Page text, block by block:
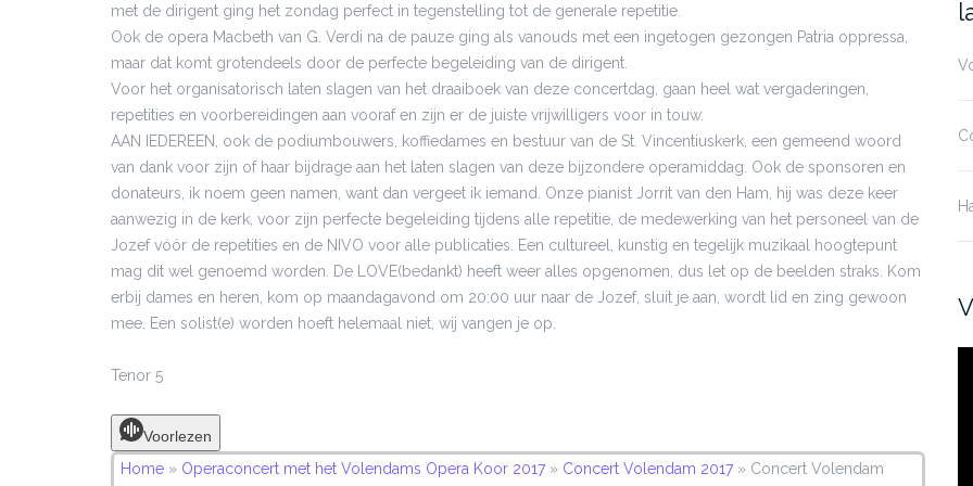
met de dirigent ging het zondag perfect in tegenstelling tot de generale repetitie.
Ook de opera Macbeth van G. Verdi na de pauze ging als vanouds met een ingetogen gezongen Patria oppressa,
maar dat komt grotendeels door de perfecte begeleiding van de dirigent.
Voor het organisatorisch laten slagen van het draaiboek van deze concertdag, gaan heel wat vergaderingen,
repetities en voorbereidingen aan vooraf en zijn er de juiste vrijwilligers voor in touw.
AAN IEDEREEN, ook de podiumbouwers, koffiedames en bestuur van de St. Vincentiuskerk, een gemeend woord
van dank voor zijn of haar bijdrage aan het laten slagen van deze bijzondere operamiddag. Ook de sponsoren en
donateurs, ik noem geen namen, want dan vergeet ik iemand. Onze pianist Jorrit van den Ham, hij was deze keer
aanwezig in de kerk, voor zijn perfecte begeleiding tijdens alle repetitie, de medewerking van het personeel van de
Jozef vóór de repetities en de NIVO voor alle publicaties. Een cultureel, kunstig en tegelijk muzikaal hoogtepunt
mag dit wel genoemd worden. De LOVE(bedankt) heeft weer alles opgenomen, dus let op de beelden straks. Kom
erbij dames en heren, kom op maandagavond om 20:00 uur naar de Jozef, sluit je aan, wordt lid en zing gewoon
mee. Een solist(e) worden hoeft helemaal niet, wij vangen je op.
Tenor 5
Voorlezen
Home » Operaconcert met het Volendams Opera Koor 2017 » Concert Volendam 2017 » Concert Volendam